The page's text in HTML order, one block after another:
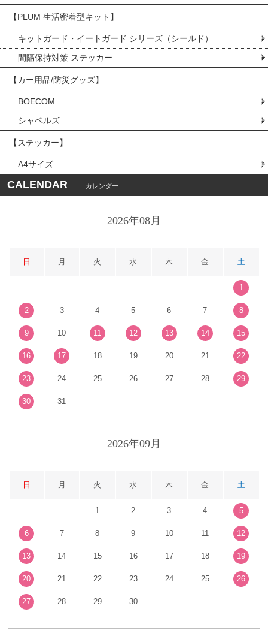
【PLUM 生活密着型キット】
キットガード・イートガード シリーズ（シールド）
間隔保持対策 ステッカー
【カー用品/防災グッズ】
BOECOM
シャベルズ
【ステッカー】
A4サイズ
CALENDAR カレンダー
2026年08月
日 月 火 水 木 金 土
1
2 3 4 5 6 7 8
9 10 11 12 13 14 15
16 17 18 19 20 21 22
23 24 25 26 27 28 29
30 31
2026年09月
日 月 火 水 木 金 土
1 2 3 4 5
6 7 8 9 10 11 12
13 14 15 16 17 18 19
20 21 22 23 24 25 26
27 28 29 30